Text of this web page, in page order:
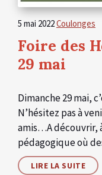
5 mai 2022Coulonges
Foire des
29 mai
Dimanche 29 mai,
N’hésitez pas à
amis…A découvrir,
pédagogique où
LIRE LA SUITE